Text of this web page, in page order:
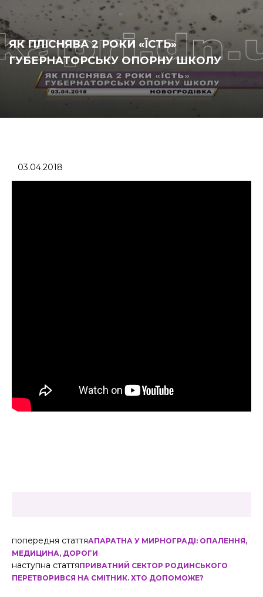
ЯК ПЛІСНЯВА 2 РОКИ «ЇСТЬ»
ГУБЕРНАТОРСЬКУ ОПОРНУ ШКОЛУ
03.04.2018
попередня статтяАПАРАТНА У МИРНОГРАДІ: ОПАЛЕННЯ,
МЕДИЦИНА, ДОРОГИ
наступна статтяПРИВАТНИЙ СЕКТОР РОДИНСЬКОГО
ПЕРЕТВОРИВСЯ НА СМІТНИК. ХТО ДОПОМОЖЕ?